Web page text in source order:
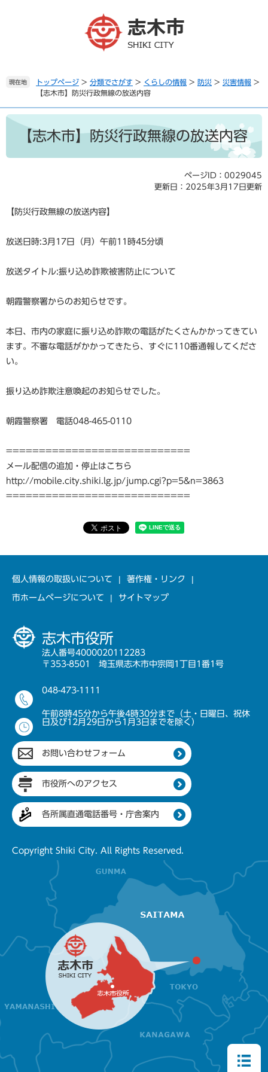
。
て
本
現在地 トップページ > 分類でさがす > くらしの情報 > 防災 > 災害情報 >
【志木市】防災行政無線の放送内容
本
【志木市】防災行政無線の放送内容
ページID：0029045
更新日：2025年3月17日更新
【防災行政無線の放送内容】
放送日時:3月17日（月）午前11時45分頃
放送タイトル:振り込め詐欺被害防止について
朝霞警察署からのお知らせです。
本日、市内の家庭に振り込め詐欺の電話がたくさんかかってきてい
ます。不審な電話がかかってきたら、すぐに110番通報してくださ
い。
振り込め詐欺注意喚起のお知らせでした。
朝霞警察署 電話048-465-0110
============================
メール配信の追加・停止はこちら
http://mobile.city.shiki.lg.jp/jump.cgi?p=5&n=3863
============================
個人情報の取扱いについて 著作権・リンク
市ホームページについて サイトマップ
志木市役所
法人番号4000020112283
〒353-8501 埼玉県志木市中宗岡1丁目1番1号
048-473-1111
午前8時45分から午後4時30分まで（土・日曜日、祝休
日及び12月29日から1月3日までを除く）
お問い合わせフォーム
市役所へのアクセス
各所属直通電話番号・庁舎案内
Copyright Shiki City. All Rights Reserved.